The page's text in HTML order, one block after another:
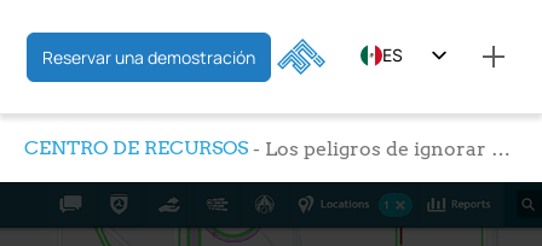
Reservar una demostración ES
FR
CENTRO DE RECURSOS Los peligros de ignorar el seguimiento avanzado de camiones por GPS